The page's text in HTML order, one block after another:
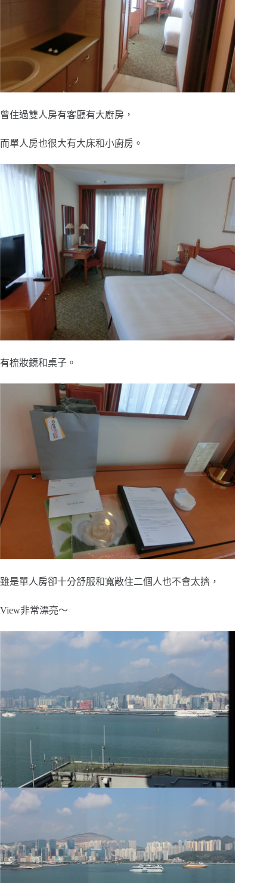
曾住過雙人房有客廳有大廚房，
而單人房也很大有大床和小廚房。
有梳妝鏡和桌子。
雖是單人房卻十分舒服和寬敞住二個人也不會太擠，
View非常漂亮～